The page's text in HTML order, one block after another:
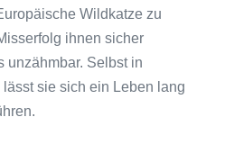
Wildkatze zu
ihnen sicher
unzähmbar. Selbst in
sie sich ein Leben lang